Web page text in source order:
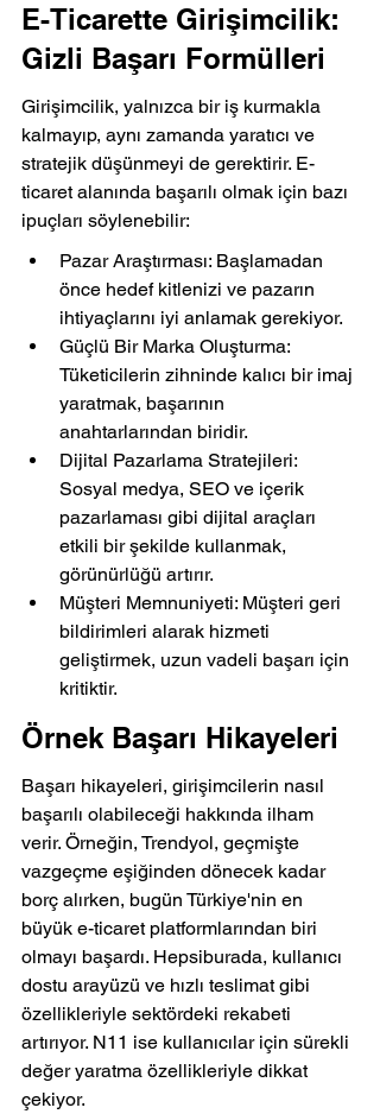
E-Ticarette Girişimcilik:
Gizli Başarı Formülleri
Girişimcilik, yalnızca bir iş kurmakla
kalmayıp, aynı zamanda yaratıcı ve
stratejik düşünmeyi de gerektirir. E-
ticaret alanında başarılı olmak için bazı
ipuçları söylenebilir:
Pazar Araştırması: Başlamadan
önce hedef kitlenizi ve pazarın
ihtiyaçlarını iyi anlamak gerekiyor.
Güçlü Bir Marka Oluşturma:
Tüketicilerin zihninde kalıcı bir imaj
yaratmak, başarının
anahtarlarından biridir.
Dijital Pazarlama Stratejileri:
Sosyal medya, SEO ve içerik
pazarlaması gibi dijital araçları
etkili bir şekilde kullanmak,
görünürlüğü artırır.
Müşteri Memnuniyeti: Müşteri geri
bildirimleri alarak hizmeti
geliştirmek, uzun vadeli başarı için
kritiktir.
Örnek Başarı Hikayeleri
Başarı hikayeleri, girişimcilerin nasıl
başarılı olabileceği hakkında ilham
verir. Örneğin, Trendyol, geçmişte
vazgeçme eşiğinden dönecek kadar
borç alırken, bugün Türkiye'nin en
büyük e-ticaret platformlarından biri
olmayı başardı. Hepsiburada, kullanıcı
dostu arayüzü ve hızlı teslimat gibi
özellikleriyle sektördeki rekabeti
artırıyor. N11 ise kullanıcılar için sürekli
değer yaratma özellikleriyle dikkat
çekiyor.